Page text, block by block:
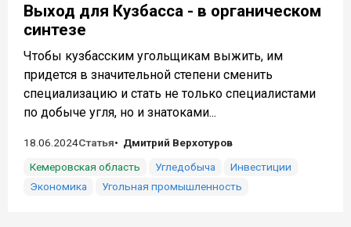
Выход для Кузбасса - в органическом
синтезе
Чтобы кузбасским угольщикам выжить, им
придется в значительной степени сменить
специализацию и стать не только специалистами
по добыче угля, но и знатоками...
18.06.2024Статья
Дмитрий Верхотуров
Кемеровская область
Угледобыча
Инвестиции
Экономика
Угольная промышленность